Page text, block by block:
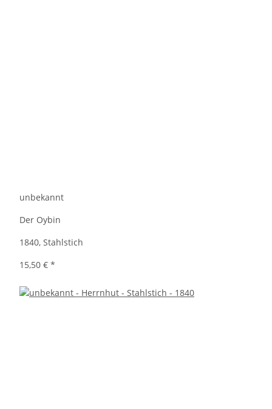
unbekannt
Der Oybin
1840, Stahlstich
15,50 € *